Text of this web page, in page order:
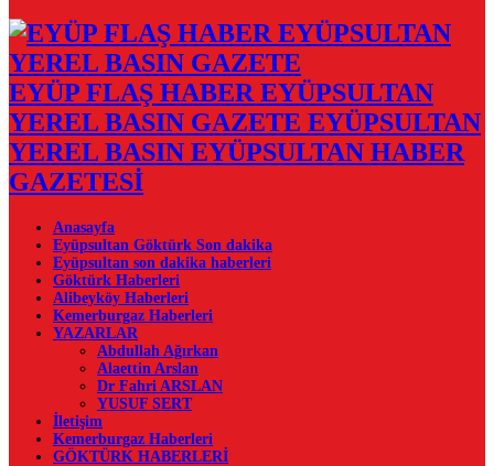
EYÜP FLAŞ HABER EYÜPSULTAN
YEREL BASIN GAZETE EYÜPSULTAN
YEREL BASIN EYÜPSULTAN HABER
GAZETESİ
Anasayfa
Eyüpsultan Göktürk Son dakika
Eyüpsultan son dakika haberleri
Göktürk Haberleri
Alibeyköy Haberleri
Kemerburgaz Haberleri
YAZARLAR
Abdullah Ağırkan
Alaettin Arslan
Dr Fahri ARSLAN
YUSUF SERT
İletişim
Kemerburgaz Haberleri
GÖKTÜRK HABERLERİ